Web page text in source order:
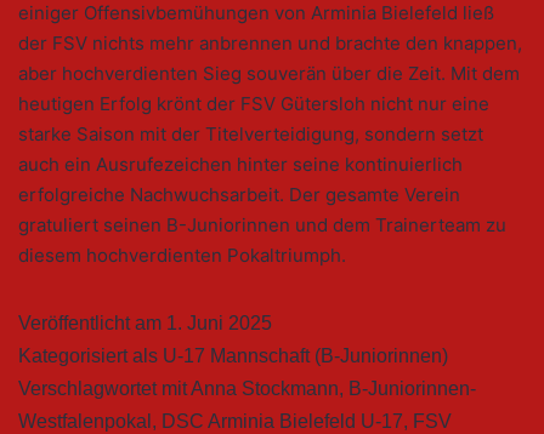
einiger Offensivbemühungen von Arminia Bielefeld ließ
der FSV nichts mehr anbrennen und brachte den knappen,
aber hochverdienten Sieg souverän über die Zeit. Mit dem
heutigen Erfolg krönt der FSV Gütersloh nicht nur eine
starke Saison mit der Titelverteidigung, sondern setzt
auch ein Ausrufezeichen hinter seine kontinuierlich
erfolgreiche Nachwuchsarbeit. Der gesamte Verein
gratuliert seinen B-Juniorinnen und dem Trainerteam zu
diesem hochverdienten Pokaltriumph.
Veröffentlicht am 1. Juni 2025
Kategorisiert als U-17 Mannschaft (B-Juniorinnen)
Verschlagwortet mitAnna Stockmann, B-Juniorinnen-
Westfalenpokal , DSC Arminia Bielefeld U-17, FSV